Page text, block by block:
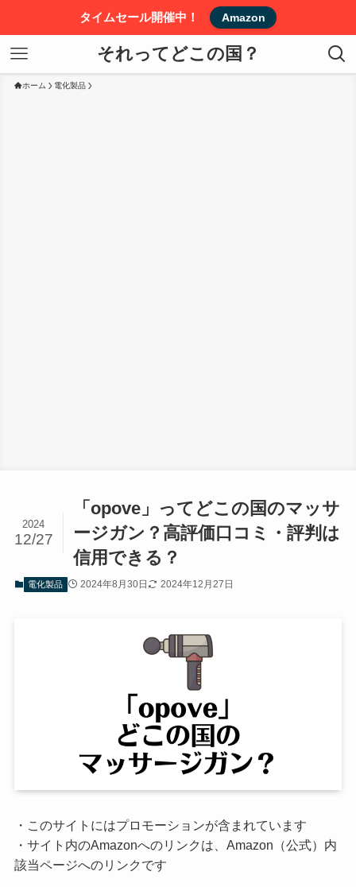
タイムセール開催中！ Amazon
それってどこの国？
ホーム 電化製品
「opove」ってどこの国のマッサ
ージガン？高評価口コミ・評判は
信用できる？
2024
12/27
電化製品 2024年8月30日 2024年12月27日
・このサイトにはプロモーションが含まれています
・サイト内のAmazonへのリンクは、Amazon（公式）内
該当ページへのリンクです